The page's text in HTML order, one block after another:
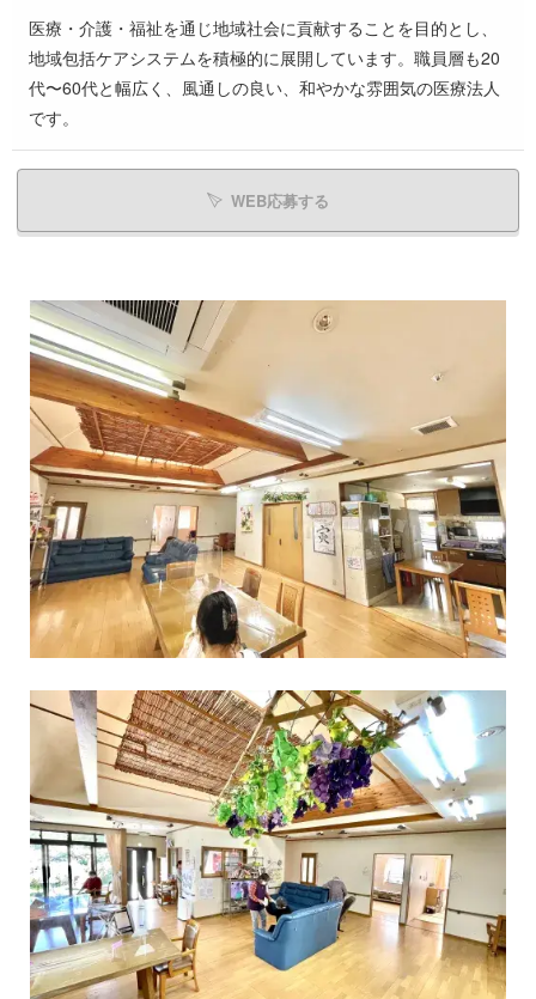
医療・介護・福祉を通じ地域社会に貢献することを目的とし、
地域包括ケアシステムを積極的に展開しています。職員層も20
代〜60代と幅広く、風通しの良い、和やかな雰囲気の医療法人
です。
WEB応募する